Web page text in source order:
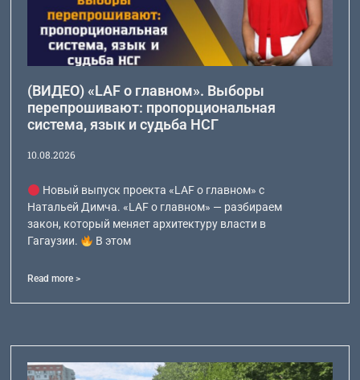
(ВИДЕО) «LAF о главном». Выборы
перепрошивают: пропорциональная
система, язык и судьба НСГ
10.08.2026
Новый выпуск проекта «LAF о главном» с
Натальей Димча. «LAF о главном» — разбираем
закон, который меняет архитектуру власти в
Гагаузии.
В этом
Read more >